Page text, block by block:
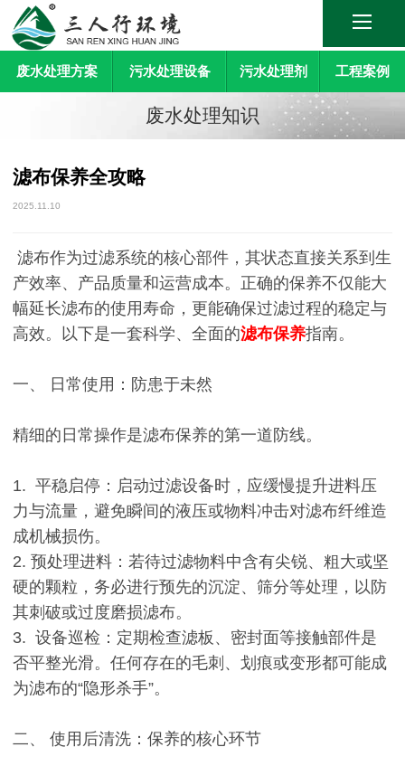
废水处理方案 污水处理设备 污水处理剂 工程案例
废水处理知识
滤布保养全攻略
2025.11.10
滤布作为过滤系统的核心部件，其状态直接关系到生
产效率、产品质量和运营成本。正确的保养不仅能大
幅延长滤布的使用寿命，更能确保过滤过程的稳定与
高效。以下是一套科学、全面的滤布保养指南。
一、 日常使用：防患于未然
精细的日常操作是滤布保养的第一道防线。
1. 平稳启停：启动过滤设备时，应缓慢提升进料压
力与流量，避免瞬间的液压或物料冲击对滤布纤维造
成机械损伤。
2. 预处理进料：若待过滤物料中含有尖锐、粗大或坚
硬的颗粒，务必进行预先的沉淀、筛分等处理，以防
其刺破或过度磨损滤布。
3. 设备巡检：定期检查滤板、密封面等接触部件是
否平整光滑。任何存在的毛刺、划痕或变形都可能成
为滤布的“隐形杀手”。
二、 使用后清洗：保养的核心环节